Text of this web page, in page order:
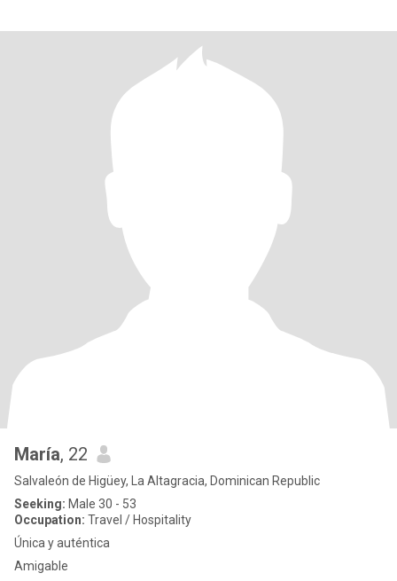
María, 22
Salvaleón de Higüey, La Altagracia, Dominican Republic
Seeking: Male 30 - 53
Occupation: Travel / Hospitality
Única y auténtica
Amigable